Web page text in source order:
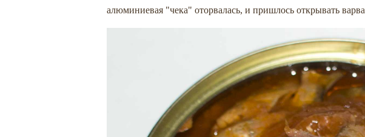
алюминиевая "чека" оторвалась, и пришлось открывать